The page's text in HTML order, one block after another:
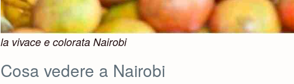
la vivace e colorata Nairobi
Cosa vedere a Nairobi